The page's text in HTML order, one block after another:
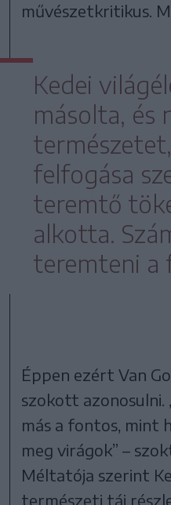
művészetkritikus.
Kedei
másolta, és
felfogása
teremtő
alkotta.
teremteni a
Éppen ezért Van
szokott azonosulni.
más a fontos, mint
meg virágok” –
Méltatója szerint
természeti táj